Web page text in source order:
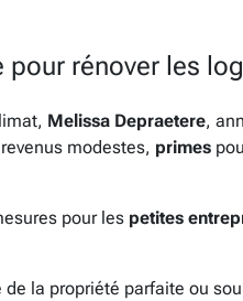
pour rénover les
Melissa Depraetere,
modestes, primes
pour les petites
de la propriété parfaite ou